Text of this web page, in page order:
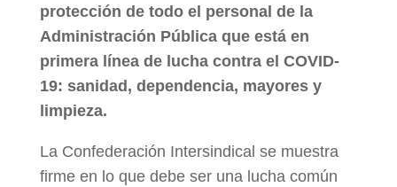
protección de todo el personal de la
Administración Pública que está en
primera línea de lucha contra el COVID-
19: sanidad, dependencia, mayores y
limpieza.
La Confederación Intersindical se muestra
firme en lo que debe ser una lucha común